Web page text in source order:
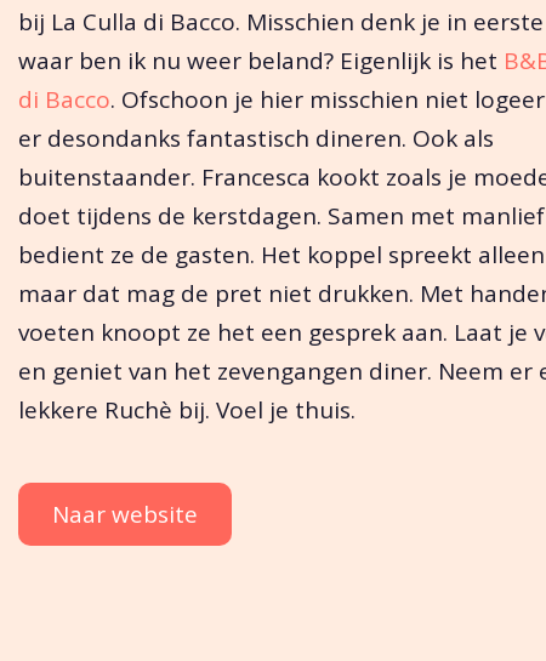
bij La Culla di Bacco. Misschien denk je in
waar ben ik nu weer beland? Eigenlijk is het
di Bacco. Ofschoon je hier misschien niet
er desondanks fantastisch dineren. Ook als
buitenstaander. Francesca kookt zoals je
doet tijdens de kerstdagen. Samen met
bedient ze de gasten. Het koppel spreekt
maar dat mag de pret niet drukken. Met
voeten knoopt ze het een gesprek aan. Laat je
en geniet van het zevengangen diner. Neem er
lekkere Ruchè bij. Voel je thuis.
Naar website